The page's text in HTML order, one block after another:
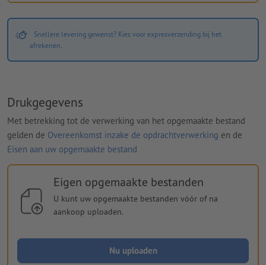
Snellere levering gewenst? Kies voor expresverzending bij het
afrekenen.
Drukgegevens
Met betrekking tot de verwerking van het opgemaakte bestand
gelden de Overeenkomst inzake de opdrachtverwerking en de
Eisen aan uw opgemaakte bestand
Eigen opgemaakte bestanden
U kunt uw opgemaakte bestanden vóór of na
aankoop uploaden.
Nu uploaden